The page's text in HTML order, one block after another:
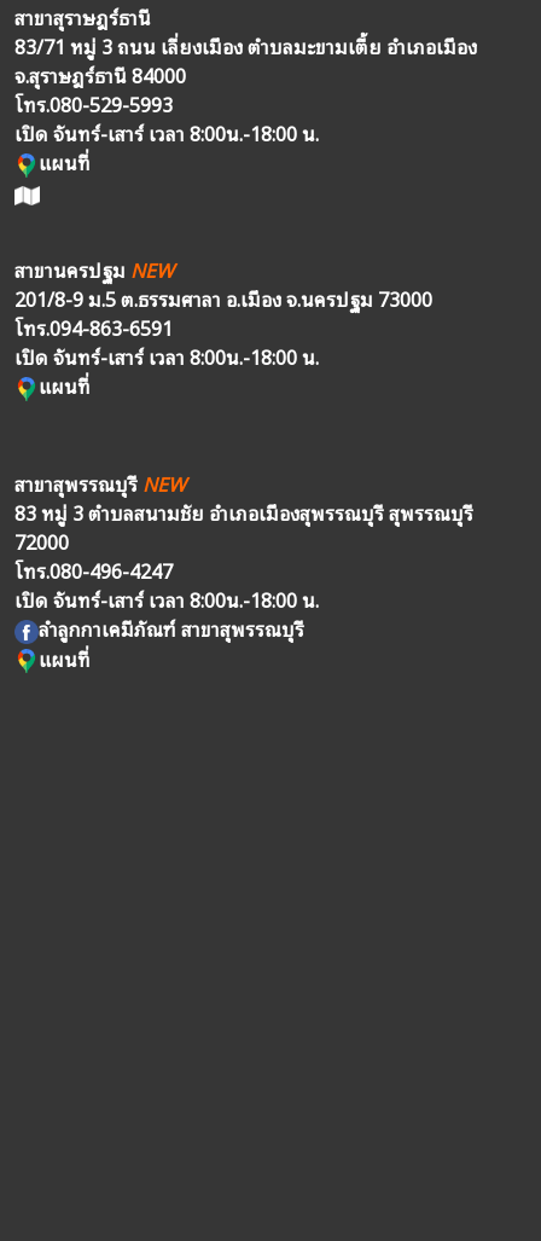
สาขาสุราษฎร์ธานี
83/71 หมู่ 3 ถนน เลี่ยงเมือง ตำบลมะขามเตี้ย อำเภอเมือง
จ.สุราษฎร์ธานี 84000
โทร.080-529-5993
เปิด จันทร์-เสาร์ เวลา 8:00น.-18:00 น.
แผนที่
สาขานครปฐม NEW
201/8-9 ม.5 ต.ธรรมศาลา อ.เมือง จ.นครปฐม 73000
โทร.094-863-6591
เปิด จันทร์-เสาร์ เวลา 8:00น.-18:00 น.
แผนที่
สาขาสุพรรณบุรีNEW
83 หมู่ 3 ตำบลสนามชัย อำเภอเมืองสุพรรณบุรี สุพรรณบุรี
72000
โทร.080-496-4247
เปิด จันทร์-เสาร์ เวลา 8:00น.-18:00 น.
ลำลูกกาเคมีภัณฑ์ สาขาสุพรรณบุรี
แผนที่